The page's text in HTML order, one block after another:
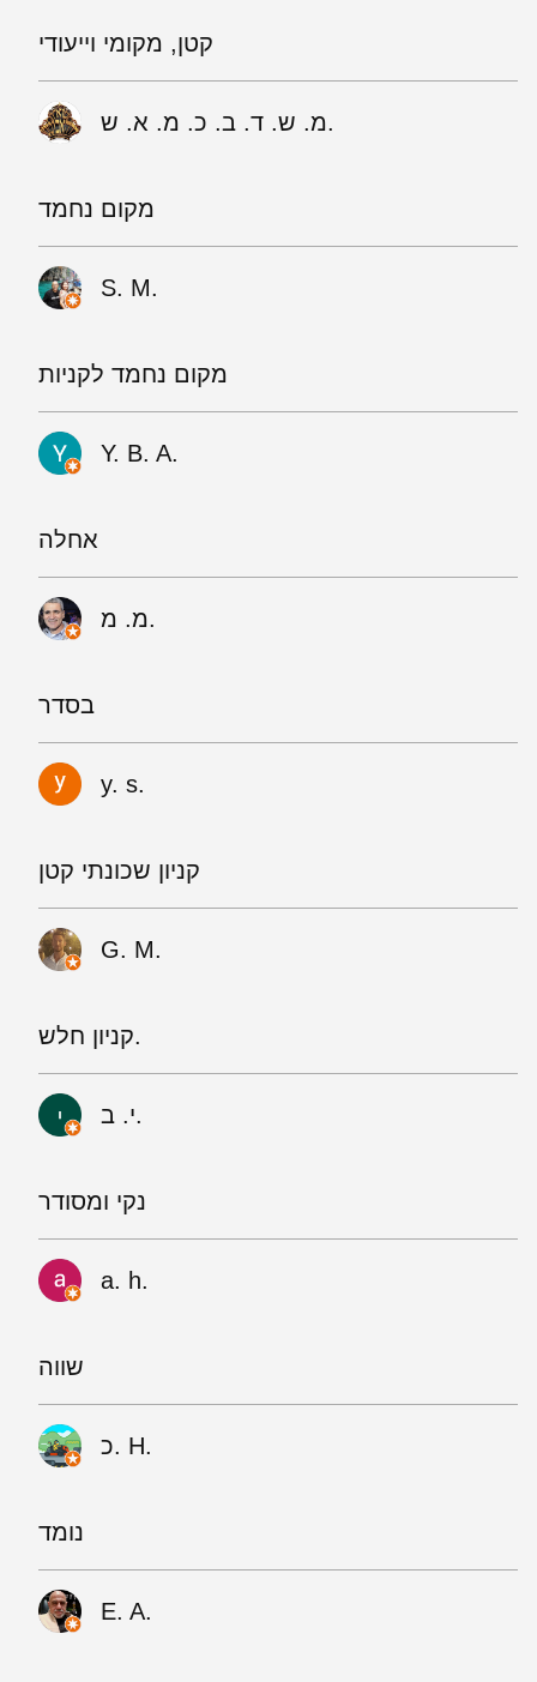
קטן, מקומי וייעודי
מ. ש. ד. ב. כ. מ. א. ש.
מקום נחמד
S. M.
מקום נחמד לקניות
Y. B. A.
אחלה
מ. מ.
בסדר
y. s.
קניון שכונתי קטן
G. M.
קניון חלש.
י. ב.
נקי ומסודר
a. h.
שווה
כ. H.
נומד
E. A.